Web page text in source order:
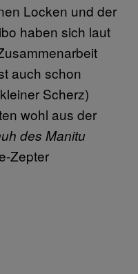
Locken und der
haben sich laut
auch schon
Scherz)
wohl aus der
des Manitu
Zepter